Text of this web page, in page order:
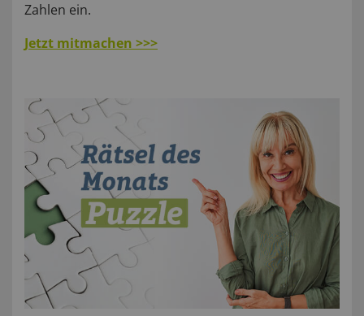
Zahlen ein.
Jetzt mitmachen >>>